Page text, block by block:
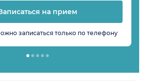
на прием
записаться только по телефону